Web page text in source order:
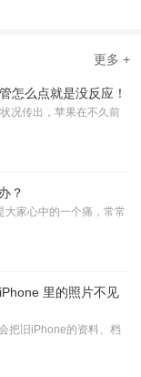
更多 +
怎么点就是没反应！
况传出，苹果在不久前
？
大家心中的一个痛，常常
里的照片不见
把旧iPhone的资料、档